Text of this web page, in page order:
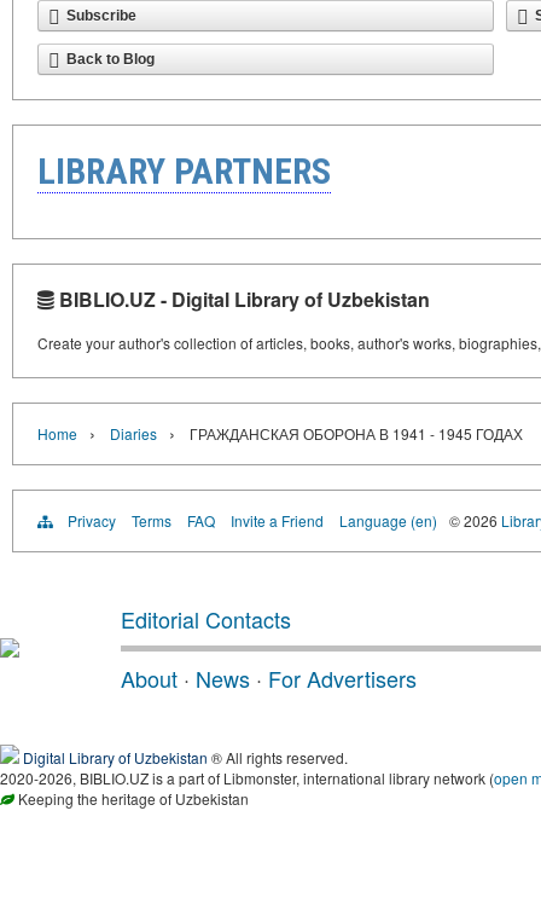
Subscribe
Back to Blog
LIBRARY PARTNERS
BIBLIO.UZ - Digital Library of Uzbekistan
Create your author's collection of articles, books, author's works,
Home › Diaries › ГРАЖДАНСКАЯ ОБОРОНА В 1941 - 1945 ГОДАХ
Privacy Terms FAQ Invite a Friend Language (en) © 2026
Editorial Contacts
About · News · For Advertisers
Digital Library of Uzbekistan ® All rights reserved.
2020-2026, BIBLIO.UZ is a part of Libmonster, international library network (open
Keeping the heritage of Uzbekistan